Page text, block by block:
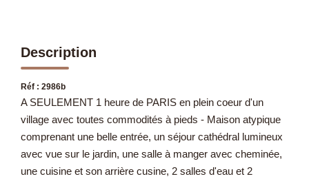
Description
Réf : 2986b
A SEULEMENT 1 heure de PARIS en plein coeur d'un
village avec toutes commodités à pieds - Maison atypique
comprenant une belle entrée, un séjour cathédral lumineux
avec vue sur le jardin, une salle à manger avec cheminée,
une cuisine et son arrière cusine, 2 salles d'eau et 2